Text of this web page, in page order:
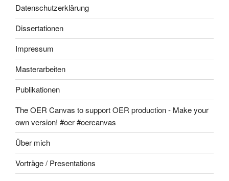
Datenschutzerklärung
Dissertationen
Impressum
Masterarbeiten
Publikationen
The OER Canvas to support OER production - Make your
own version! #oer #oercanvas
Über mich
Vorträge / Presentations